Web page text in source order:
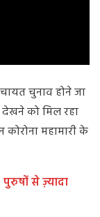
चुनाव होने जा
को मिल रहा
महामारी के
से ज़्यादा